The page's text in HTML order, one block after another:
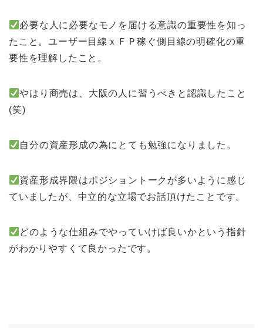
必要な人に必要なモノを届ける意識の重要性を知っ
たこと。ユーザー目線ｘＦＰ稼ぐ側目線の明確化の重
要性を理解したこと。
やはり商売は、大阪の人に習うべきと認識したこと
(笑)
自分の資産形成の為にとても勉強になりました。
資産形成界隈はポジショントークが多いように感じ
ていましたが、中立的な立場でお話頂けたことです。
どのような仕組みでやっていけば良いかという指針
がわかりやすくて良かったです。